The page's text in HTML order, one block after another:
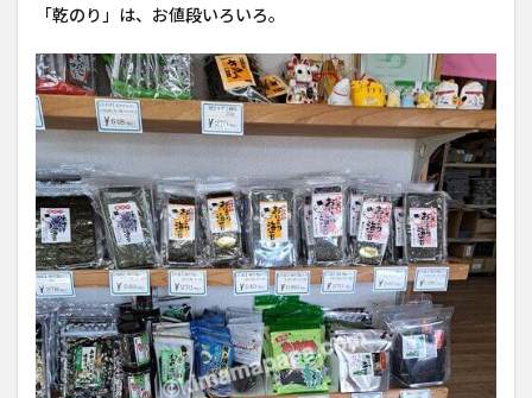
「乾のり」は、お値段いろいろ。